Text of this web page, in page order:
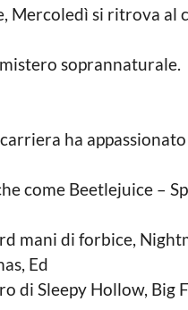
Mercoledì si ritrova al
soprannaturale.
ha
come Beetlejuice –
mani di forbice,
Ed
di Sleepy Hollow, Big